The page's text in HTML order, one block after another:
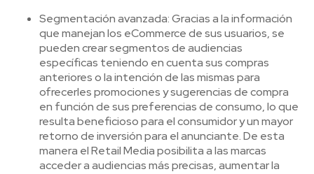
Segmentación avanzada: Gracias a la información
que manejan los eCommerce de sus usuarios, se
pueden crear segmentos de audiencias
específicas teniendo en cuenta sus compras
anteriores o la intención de las mismas para
ofrecerles promociones y sugerencias de compra
en función de sus preferencias de consumo, lo que
resulta beneficioso para el consumidor y un mayor
retorno de inversión para el anunciante. De esta
manera el Retail Media posibilita a las marcas
acceder a audiencias más precisas, aumentar la